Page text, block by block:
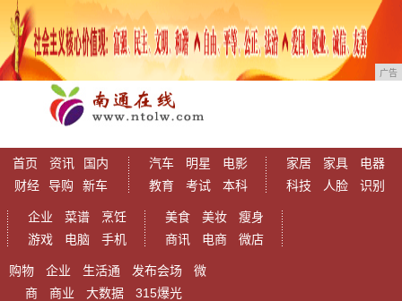
广告
首页 资讯
国内
财经
导购 新车
汽车 明星
电影
教育
考试 本科
家居 家具
电器
科技
人脸 识别
企业 菜谱
烹饪
游戏
电脑 手机
美食 美妆
瘦身
商讯
电商 微店
购物 企业 生活通 发布会场
微
商
商业 大数据 315爆光